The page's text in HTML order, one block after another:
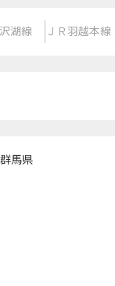
湖線 ＪＲ羽越本線
群馬県